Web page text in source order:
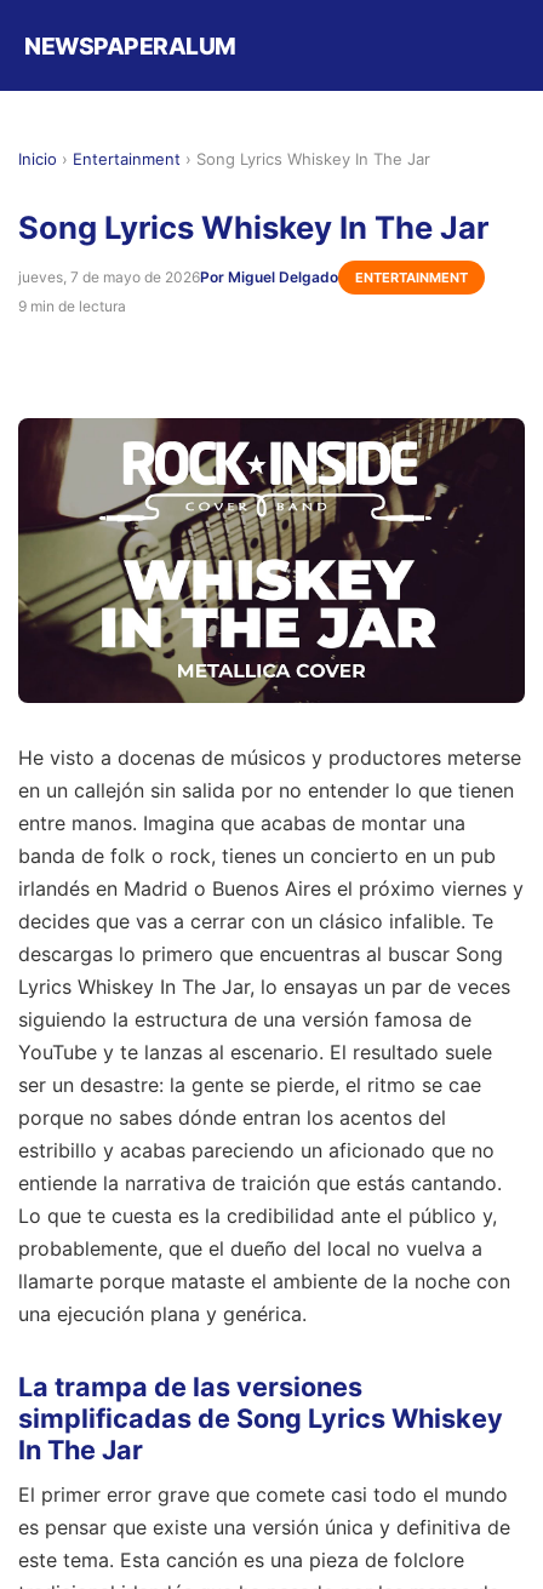
NEWSPAPERALUM
Inicio › Entertainment › Song Lyrics Whiskey In The Jar
Song Lyrics Whiskey In The Jar
jueves, 7 de mayo de 2026Por Miguel Delgado ENTERTAINMENT
9 min de lectura
He visto a docenas de músicos y productores meterse
en un callejón sin salida por no entender lo que tienen
entre manos. Imagina que acabas de montar una
banda de folk o rock, tienes un concierto en un pub
irlandés en Madrid o Buenos Aires el próximo viernes y
decides que vas a cerrar con un clásico infalible. Te
descargas lo primero que encuentras al buscar Song
Lyrics Whiskey In The Jar, lo ensayas un par de veces
siguiendo la estructura de una versión famosa de
YouTube y te lanzas al escenario. El resultado suele
ser un desastre: la gente se pierde, el ritmo se cae
porque no sabes dónde entran los acentos del
estribillo y acabas pareciendo un aficionado que no
entiende la narrativa de traición que estás cantando.
Lo que te cuesta es la credibilidad ante el público y,
probablemente, que el dueño del local no vuelva a
llamarte porque mataste el ambiente de la noche con
una ejecución plana y genérica.
La trampa de las versiones
simplificadas de Song Lyrics Whiskey
In The Jar
El primer error grave que comete casi todo el mundo
es pensar que existe una versión única y definitiva de
este tema. Esta canción es una pieza de folclore